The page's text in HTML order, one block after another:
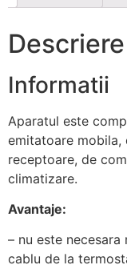
Descriere
Informatii
Aparatul este
emitatoare
receptoare, de
climatizare.
Avantaje:
– nu este
cablu de la